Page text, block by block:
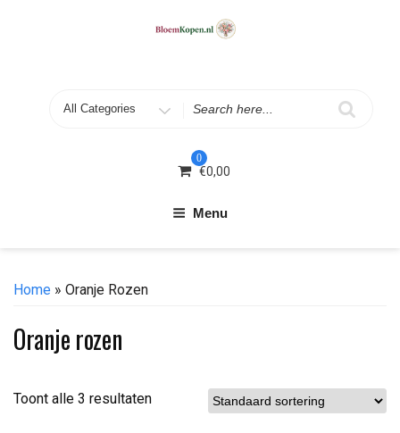
0
€0,00
Menu
Home » Oranje Rozen
Oranje rozen
Toont alle 3 resultaten